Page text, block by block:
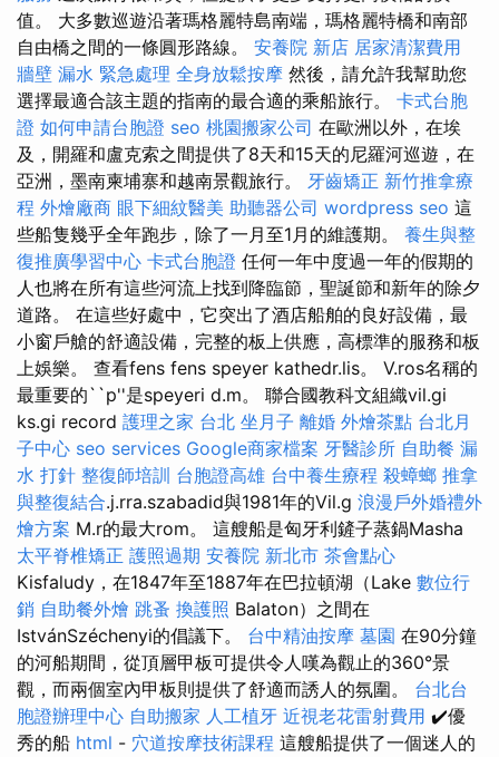
值。 大多數巡遊沿著瑪格麗特島南端，瑪格麗特橋和南部
自由橋之間的一條圓形路線。 安養院 新店 居家清潔費用
牆壁 漏水 緊急處理 全身放鬆按摩 然後，請允許我幫助您
選擇最適合該主題的指南的最合適的乘船旅行。 卡式台胞
證 如何申請台胞證 seo 桃園搬家公司 在歐洲以外，在埃
及，開羅和盧克索之間提供了8天和15天的尼羅河巡遊，在
亞洲，墨南柬埔寨和越南景觀旅行。 牙齒矯正 新竹推拿療
程 外燴廠商 眼下細紋醫美 助聽器公司 wordpress seo 這
些船隻幾乎全年跑步，除了一月至1月的維護期。 養生與整
復推廣學習中心 卡式台胞證 任何一年中度過一年的假期的
人也將在所有這些河流上找到降臨節，聖誕節和新年的除夕
道路。 在這些好處中，它突出了酒店船舶的良好設備，最
小窗戶艙的舒適設備，完整的板上供應，高標準的服務和板
上娛樂。 查看fens fens speyer kathedr.lis。 V.ros名稱的
最重要的``p''是speyeri d.m。 聯合國教科文組織vil.gi
ks.gi record 護理之家 台北 坐月子 離婚 外燴茶點 台北月
子中心 seo services Google商家檔案 牙醫診所 自助餐 漏
水 打針 整復師培訓 台胞證高雄 台中養生療程 殺蟑螂 推拿
與整復結合.j.rra.szabadid與1981年的Vil.g 浪漫戶外婚禮外
燴方案 M.r的最大rom。 這艘船是匈牙利鏟子蒸鍋Masha
太平脊椎矯正 護照過期 安養院 新北市 茶會點心
Kisfaludy，在1847年至1887年在巴拉頓湖（Lake 數位行
銷 自助餐外燴 跳蚤 換護照 Balaton）之間在
IstvánSzéchenyi的倡議下。 台中精油按摩 墓園 在90分鐘
的河船期間，從頂層甲板可提供令人嘆為觀止的360°景
觀，而兩個室內甲板則提供了舒適而誘人的氛圍。 台北台
胞證辦理中心 自助搬家 人工植牙 近視老花雷射費用 ✔️優
秀的船 html - 穴道按摩技術課程 這艘船提供了一個迷人的